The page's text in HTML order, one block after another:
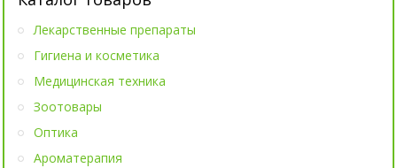
Лекарственные препараты
Гигиена и косметика
Медицинская техника
Зоотовары
Оптика
Ароматерапия